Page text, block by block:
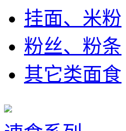
挂面、米粉
粉丝、粉条
其它类面食